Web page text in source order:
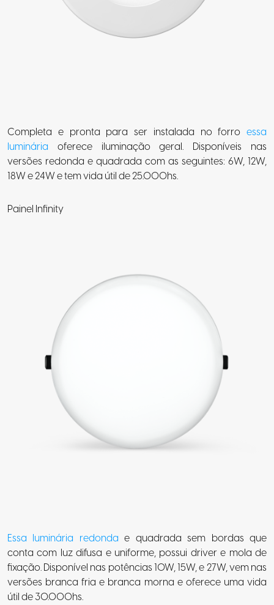
Completa e pronta para ser instalada no forro essa
luminária oferece iluminação geral. Disponíveis nas
versões redonda e quadrada com as seguintes: 6W, 12W,
18W e 24W e tem vida útil de 25.000hs.
Painel Infinity
Essa luminária redonda e quadrada sem bordas que
conta com luz difusa e uniforme, possui driver e mola de
fixação. Disponível nas potências 10W, 15W, e 27W, vem nas
versões branca fria e branca morna e oferece uma vida
útil de 30.000hs.